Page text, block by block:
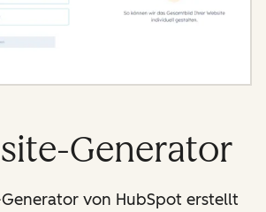
Generator
von HubSpot erstellt